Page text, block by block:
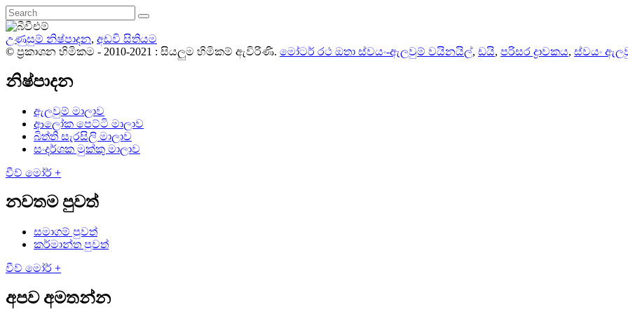
උණුසුම් නිෂ්පාදන, අඩවි සිතියම
© ප්‍රකාශන හිමිකම - 2010-2021 : සියලුම හිමිකම් ඇවිරිණි. මෝටර් රථ ඔතා ස්වයං-ඇලවුම් වයිනයිල්, ඩයි, පරිසර ද්‍රාවකය, ස්වයං
නිෂ්පාදන
ඇලවුම් මාලාව
ආලෝක පෙට්ටි මාලාව
බිත්ති සැරසිලි මාලාව
සංදර්ශක මුක්කු මාලාව
වීව් මෝර් +
නවතම පුවත්
සමාගම් පුවත්
කර්මාන්ත පුවත්
වීව් මෝර් +
අපව අමතන්න